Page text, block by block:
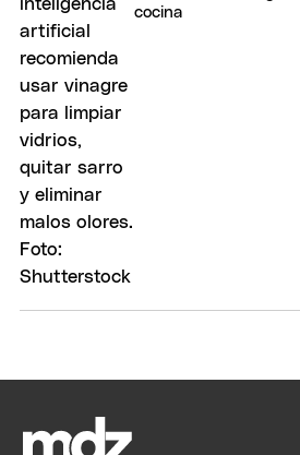
cocina